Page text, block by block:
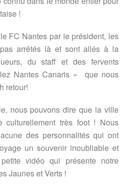
!
FC Nantes par le président, les
arrêtés là et sont allés à la
du staff et des fervents
Nantes Canaris » que nous
retour!
nous pouvons dire que la ville
très foot ! Nous
des personnalités qui ont
un souvenir inoubliable et
vidéo qui présente notre
Jaunes et Verts !